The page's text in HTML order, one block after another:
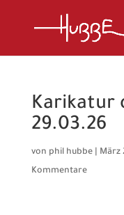
Karikatur
29.03.26
von phil hubbe| März
Kommentare